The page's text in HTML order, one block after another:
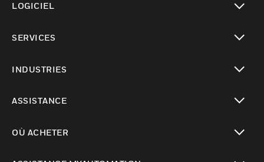
LOGICIEL
SERVICES
INDUSTRIES
ASSISTANCE
OÙ ACHETER